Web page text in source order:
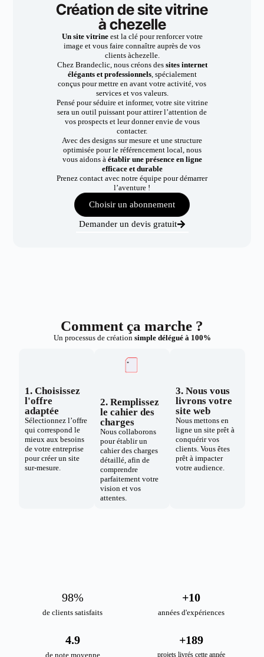
Création de site vitrine
à chezelle
Un site vitrineest la clé pour renforcer votre
image et vous faire connaître auprès de vos
clients àchezelle.
Chez Brandeclic, nous créons dessites internet
élégants et professionnels, spécialement
conçus pour mettre en avant votre activité, vos
services et vos valeurs.
Pensé pour séduire et informer, votre site vitrine
sera un outil puissant pour attirer l’attention de
vos prospects et leur donner envie de vous
contacter.
Avec des designs sur mesure et une structure
optimisée pour le référencement local, nous
vous aidons à établir une présence en ligne
efficace et durable
Prenez contact avec notre équipe pour démarrer
l’aventure !
Choisir un abonnement
Demander un devis gratuit
Comment ça marche ?
Un processus de création simple délégué à 100%
1. Choisissez
l'offre
adaptée
Sélectionnez l’offre
qui correspond le
mieux aux besoins
de votre entreprise
pour créer un site
sur-mesure.
2. Remplissez
le cahier des
charges
Nous collaborons
pour établir un
cahier des charges
détaillé, afin de
comprendre
parfaitement votre
vision et vos
attentes.
3. Nous vous
livrons votre
site web
Nous mettons en
ligne un site prêt à
conquérir vos
clients. Vous êtes
prêt à impacter
votre audience.
de clients satisfaits
98%
années d'expériences
+10
de note moyenne
4.9
projets livrés cette année
+189